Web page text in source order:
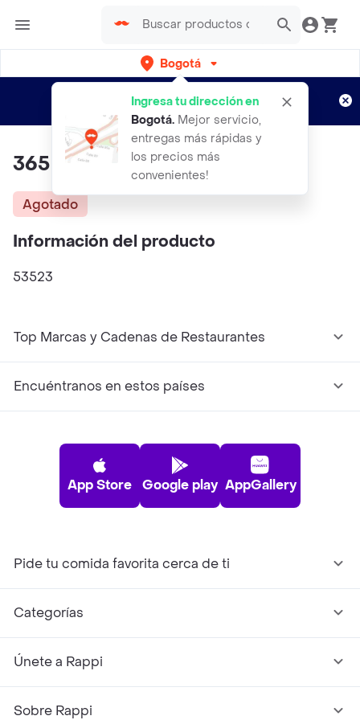
Bogotá
Ingresa tu dirección en
Bogotá. Mejor servicio,
entregas más rápidas y
los precios más
convenientes!
envíos gratis por semanas
Aplican TyC
365
Agotado
Información del producto
53523
Top Marcas y Cadenas de Restaurantes
Encuéntranos en estos países
App Store Google play AppGallery
Pide tu comida favorita cerca de ti
Categorías
Únete a Rappi
Sobre Rappi